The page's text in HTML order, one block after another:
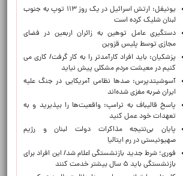
یونیفل: ارتش اسرائیل در یک روز ۱۱۳ توپ به جنوب
لبنان شلیک کرده است
دستگیری عامل توهین به زائران اربعین در فضای
مجازی توسط پلیس قزوین
پزشکیان: باید افراد کارآمدتر را به کار گرفت/ کاری می
کنیم در معیشت مردم مشکلی پیش نیاید
آسوشیتدپرس: صدها نظامی آمریکایی در جنگ علیه
ایران ضربه مغزی شده‌اند
پاسخ قالیباف به ترامپ: واقعیت‌ها را بپذیرید و به
تعهدات خود عمل کنید
پایان بی‌نتیجه مذاکرات دولت لبنان و رژیم
صهیونیستی در رم ایتالیا
فوری؛ شرط جدید بازنشستگی اعلام شد/ این افراد برای
بازنشستگی باید ۵ سال بیشتر خدمت کنند